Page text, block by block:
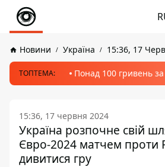
Новини Україна 15:36, 17
ТОПТЕМА: Понад 100 гривень
15:36, 17 червня 2024
Україна розпочне свій
Євро-2024 матчем проти
дивитися гру